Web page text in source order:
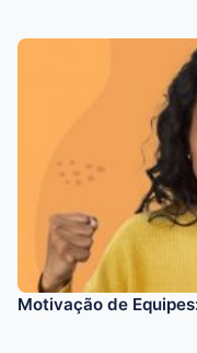
Motivação de